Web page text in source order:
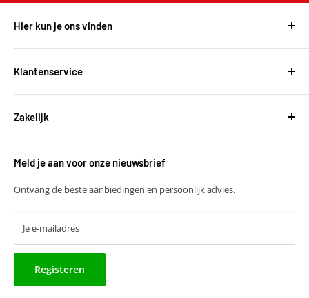
Hier kun je ons vinden
Harvest Automotive B.V.
De Wel 34a
BTW: NL850118931B01
T+31 (0)30 6777775
Everkoop@harvestbv.nl
Klantenservice
Over ons
Bestellen en leveringen
Zakelijk
Zakelijke klant worden
Samenwerkingsmogelijkheden
Meld je aan voor onze nieuwsbrief
Ontvang de beste aanbiedingen en persoonlijk advies.
Je e-mailadres
Registeren